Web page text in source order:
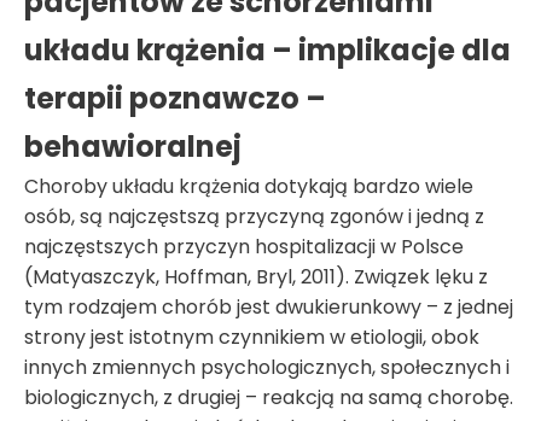
układu krążenia – implikacje dla
terapii poznawczo –
behawioralnej
Choroby układu krążenia dotykają bardzo wiele
osób, są najczęstszą przyczyną zgonów i jedną z
najczęstszych przyczyn hospitalizacji w Polsce
(Matyaszczyk, Hoffman, Bryl, 2011). Związek lęku z
tym rodzajem chorób jest dwukierunkowy – z jednej
strony jest istotnym czynnikiem w etiologii, obok
innych zmiennych psychologicznych, społecznych i
biologicznych, z drugiej – reakcją na samą chorobę.